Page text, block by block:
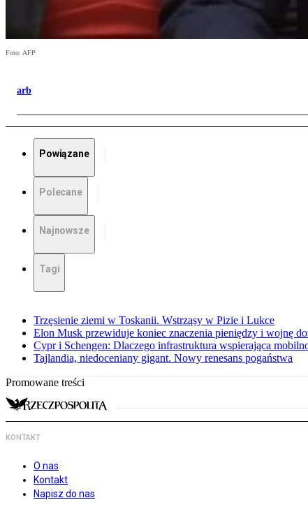
Foto: AFP
arb
Powiązane
Polecane
Najnowsze
Tagi
Trzęsienie ziemi w Toskanii. Wstrząsy w Pizie i Lukce
Elon Musk przewiduje koniec znaczenia pieniędzy i wojnę
Cypr i Schengen: Dlaczego infrastruktura wspierająca
Tajlandia, niedoceniany gigant. Nowy renesans pogaństwa
Promowane treści
KONTAKT
O nas
Kontakt
Napisz do nas